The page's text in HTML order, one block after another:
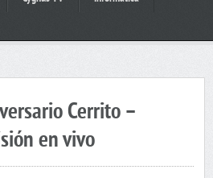
Cerrito –
en vivo